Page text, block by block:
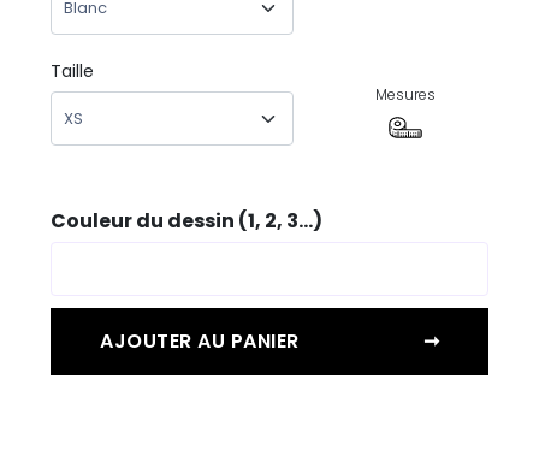
Taille
Mesures
Couleur du dessin (1, 2, 3...)
AJOUTER AU PANIER ➞